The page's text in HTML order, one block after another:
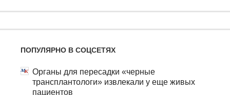
ПОПУЛЯРНО В СОЦСЕТЯХ
Органы для пересадки «черные
трансплантологи» извлекали у еще живых
пациентов